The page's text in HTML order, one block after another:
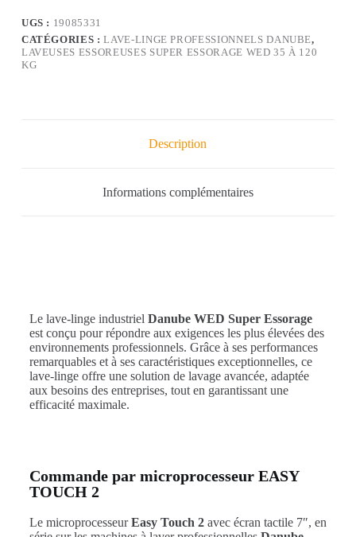
UGS : 19085331
CATÉGORIES :LAVE-LINGE PROFESSIONNELS DANUBE,
LAVEUSES ESSOREUSES SUPER ESSORAGE WED 35 À 120
KG
Description
Informations complémentaires
Le lave-linge industriel Danube WED Super Essorage
est conçu pour répondre aux exigences les plus élevées des
environnements professionnels. Grâce à ses performances
remarquables et à ses caractéristiques exceptionnelles, ce
lave-linge offre une solution de lavage avancée, adaptée
aux besoins des entreprises, tout en garantissant une
efficacité maximale.
Commande par microprocesseur EASY
TOUCH 2
Le microprocesseurEasy Touch 2avec écran tactile 7″, en